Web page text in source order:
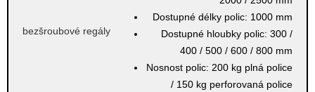
bezšroubové regály
Dostupné délky polic: 1000 mm
Dostupné hloubky polic:300 /
400 / 500 / 600 / 800 mm
Nosnost polic: 200 kg plná police
/ 150 kg perforovaná police